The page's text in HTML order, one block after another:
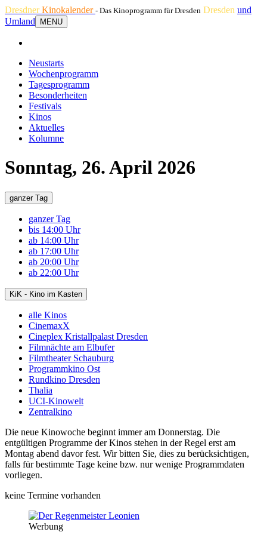
DresdnerKinokalender - Das Kinoprogramm für Dresden Dresden und
Umland
MENU
Neustarts
Wochenprogramm
Tagesprogramm
Besonderheiten
Festivals
Kinos
Aktuelles
Kolumne
Sonntag, 26. April 2026
ganzer Tag
ganzer Tag
bis 14:00 Uhr
ab 14:00 Uhr
ab 17:00 Uhr
ab 20:00 Uhr
ab 22:00 Uhr
KiK - Kino im Kasten
alle Kinos
CinemaxX
Cineplex Kristallpalast Dresden
Filmnächte am Elbufer
Filmtheater Schauburg
Programmkino Ost
Rundkino Dresden
Thalia
UCI-Kinowelt
Zentralkino
Die neue Kinowoche beginnt immer am Donnerstag. Die
entgültigen Programme der Kinos stehen in der Regel erst am
Montag abend davor fest. Wir bitten Sie, dies zu berücksichtigen,
falls für bestimmte Tage keine bzw. nur wenige Programmdaten
vorliegen.
keine Termine vorhanden
Werbung